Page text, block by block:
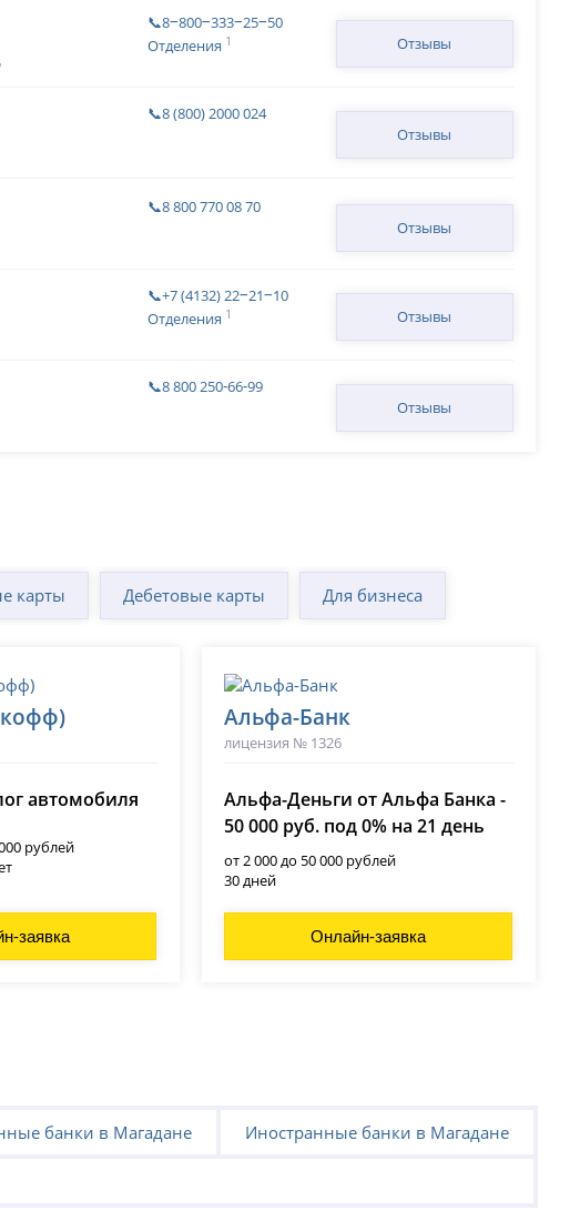
📞8‒800‒333‒25‒50
Отделения 1 Отзывы
📞8 (800) 2000 024
Отзывы
📞8 800 770 08 70
Отзывы
📞+7 (4132) 22‒21‒10
Отделения 1 Отзывы
📞8 800 250‑66‑99
Отзывы
карты Дебетовые карты Для бизнеса
автомобиля
рублей
заявка
Альфа-Банк
лицензия № 1326
Альфа-Деньги от Альфа Банка -
50 000 руб. под 0% на 21 день
от 2 000 до 50 000 рублей
30 дней
Онлайн-заявка
банки в Магадане Иностранные банки в Магадане